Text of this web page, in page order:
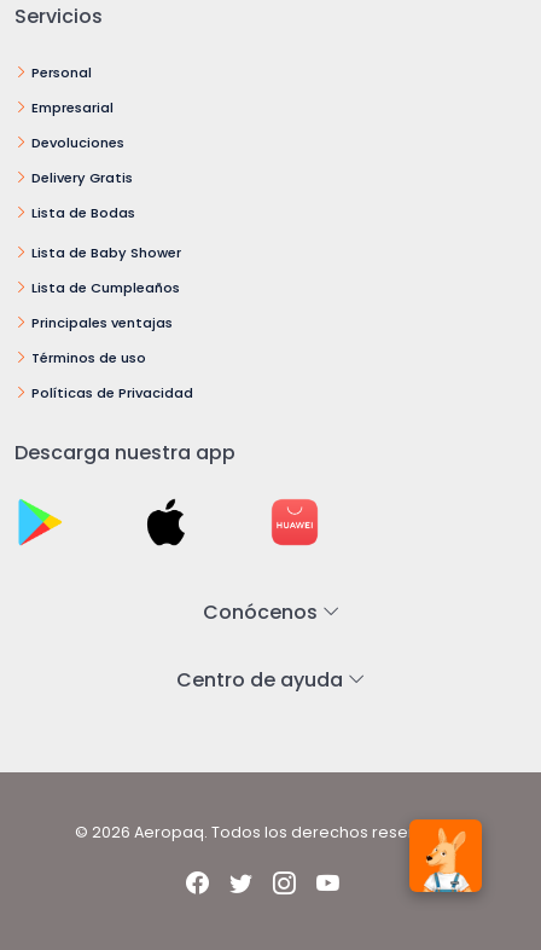
Servicios
Personal
Empresarial
Devoluciones
Delivery Gratis
Lista de Bodas
Lista de Baby Shower
Lista de Cumpleaños
Principales ventajas
Términos de uso
Políticas de Privacidad
Descarga nuestra app
Conócenos
Centro de ayuda
© 2026 Aeropaq. Todos los derechos reservados.